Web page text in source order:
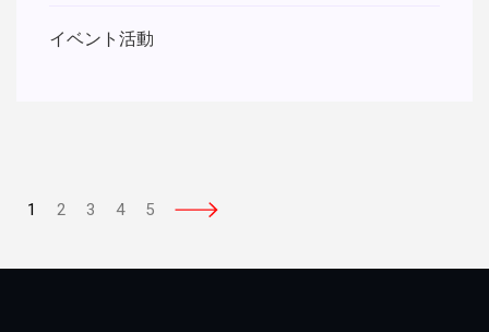
イベント活動
1 2 3 4 5